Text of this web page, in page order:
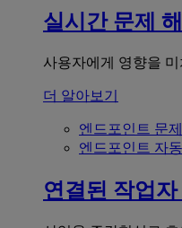
실시간 문제
사용자에게 영향을
더 알아보기
엔드포인트 문
엔드포인트 자
연결된 작업자